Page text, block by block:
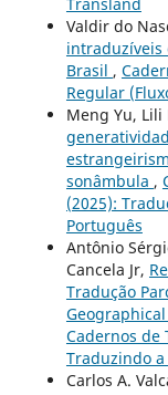
Valdir do
intraduzíveis
Brasil ,
Regular
Meng Yu, Lili
sonâmbula ,
(2025):
Português
Antônio
Cancela Jr,
Tradução
Cadernos de
Traduzindo
Carlos A.